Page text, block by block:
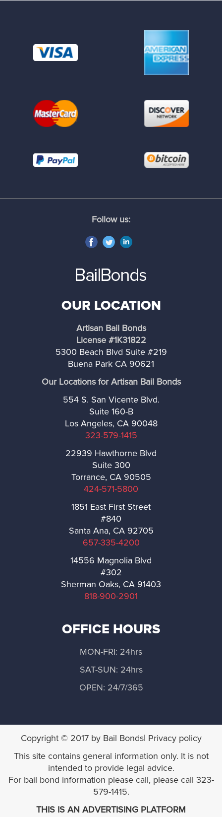
Inglewood
Irwindale
La Cañada Flintridge
La Mirada
La Puente
La Verne
La Habra Heights
Lawndale
Lomita
Long Beach
Malibú
Manhattan Beach
Maywood
Monrovia
Norwalk
Palos Verdes Estates
Palmdale
Rancho Palos Verdes
Rolling Hills
Rolling Hills Estates
Follow us:
OUR LOCATION
Artisan Bail Bonds
License #1K31822
5300 Beach Blvd Suite #219
Buena Park CA 90621
Our Locations for Artisan Bail Bonds
554 S. San Vicente Blvd.
Suite 160-B
Los Angeles, CA 90048
323-579-1415
22939 Hawthorne Blvd
Suite 300
Torrance, CA 90505
424-571-5800
1851 East First Street
#840
Santa Ana, CA 92705
657-335-4200
14556 Magnolia Blvd
#302
Sherman Oaks, CA 91403
818-900-2901
OFFICE HOURS
MON-FRI: 24hrs
SAT-SUN: 24hrs
OPEN: 24/7/365
Copyright © 2017 by Bail Bonds| Privacy policy
This site contains general information only. It is not
intended to provide legal advice.
For bail bond information please call, please call 323-
579-1415.
THIS IS AN ADVERTISING PLATFORM